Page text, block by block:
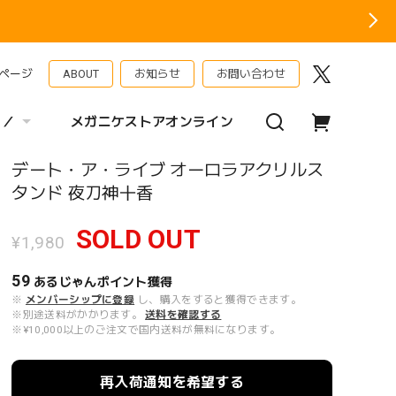
ージ ABOUT お知らせ お問い合わせ
メガニケストアオンライン
デート・ア・ライブ オーロラアクリルス
タンド 夜刀神十香
¥1,980 SOLD OUT
59 あるじゃんポイント獲得
※ メンバーシップに登録 し、購入をすると獲得できます。
※別途送料がかかります。
送料を確認する
※¥10,000以上のご注文で国内送料が無料になります。
再入荷通知を希望する